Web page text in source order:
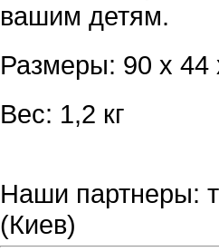
вашим детям.
Размеры: 90 х 44
Вес: 1,2 кг
Наши партнеры:
(Киев)